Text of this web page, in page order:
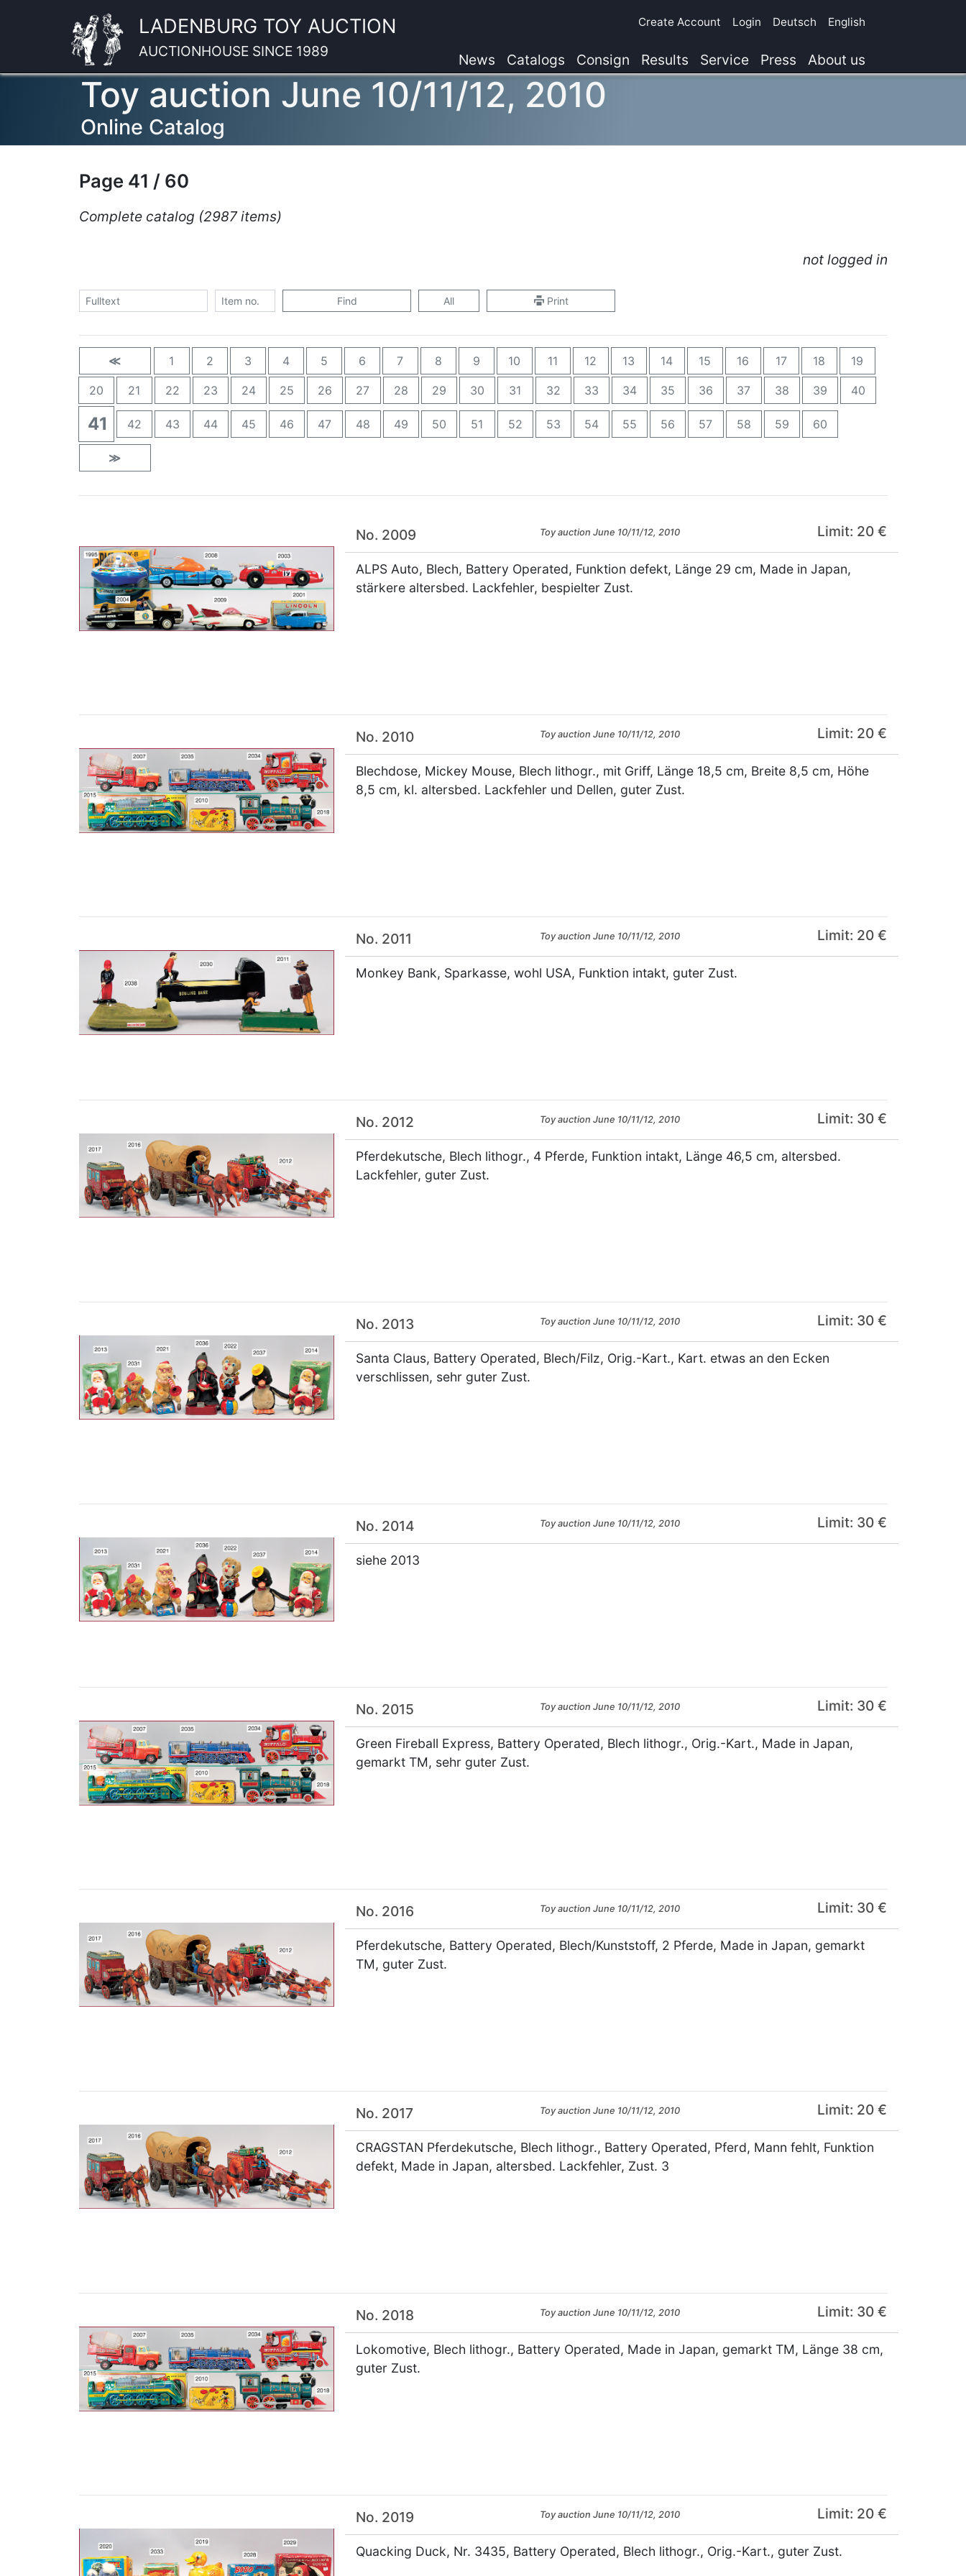
LADENBURG TOY AUCTION
AUCTIONHOUSE SINCE 1989
Create Account Login Deutsch English
News Catalogs Consign Results Service Press About us
Toy auction June 10/11/12, 2010
Online Catalog
Page 41 / 60
Complete catalog (2987 items)
not logged in
Find All Print
≪ 1 2 3 4 5 6 7 8 9 10 11 12 13 14 15 16 17 18 19
20 21 22 23 24 25 26 27 28 29 30 31 32 33 34 35 36 37 38 39 40
41 42 43 44 45 46 47 48 49 50 51 52 53 54 55 56 57 58 59 60
≫
No. 2009 Toy auction June 10/11/12, 2010 Limit: 20 €
ALPS Auto, Blech, Battery Operated, Funktion defekt, Länge 29 cm, Made in Japan,
stärkere altersbed. Lackfehler, bespielter Zust.
No. 2010 Toy auction June 10/11/12, 2010 Limit: 20 €
Blechdose, Mickey Mouse, Blech lithogr., mit Griff, Länge 18,5 cm, Breite 8,5 cm, Höhe
8,5 cm, kl. altersbed. Lackfehler und Dellen, guter Zust.
No. 2011 Toy auction June 10/11/12, 2010 Limit: 20 €
Monkey Bank, Sparkasse, wohl USA, Funktion intakt, guter Zust.
No. 2012 Toy auction June 10/11/12, 2010 Limit: 30 €
Pferdekutsche, Blech lithogr., 4 Pferde, Funktion intakt, Länge 46,5 cm, altersbed.
Lackfehler, guter Zust.
No. 2013 Toy auction June 10/11/12, 2010 Limit: 30 €
Santa Claus, Battery Operated, Blech/Filz, Orig.-Kart., Kart. etwas an den Ecken
verschlissen, sehr guter Zust.
No. 2014 Toy auction June 10/11/12, 2010 Limit: 30 €
siehe 2013
No. 2015 Toy auction June 10/11/12, 2010 Limit: 30 €
Green Fireball Express, Battery Operated, Blech lithogr., Orig.-Kart., Made in Japan,
gemarkt TM, sehr guter Zust.
No. 2016 Toy auction June 10/11/12, 2010 Limit: 30 €
Pferdekutsche, Battery Operated, Blech/Kunststoff, 2 Pferde, Made in Japan, gemarkt
TM, guter Zust.
No. 2017 Toy auction June 10/11/12, 2010 Limit: 20 €
CRAGSTAN Pferdekutsche, Blech lithogr., Battery Operated, Pferd, Mann fehlt, Funktion
defekt, Made in Japan, altersbed. Lackfehler, Zust. 3
No. 2018 Toy auction June 10/11/12, 2010 Limit: 30 €
Lokomotive, Blech lithogr., Battery Operated, Made in Japan, gemarkt TM, Länge 38 cm,
guter Zust.
No. 2019 Toy auction June 10/11/12, 2010 Limit: 20 €
Quacking Duck, Nr. 3435, Battery Operated, Blech lithogr., Orig.-Kart., guter Zust.